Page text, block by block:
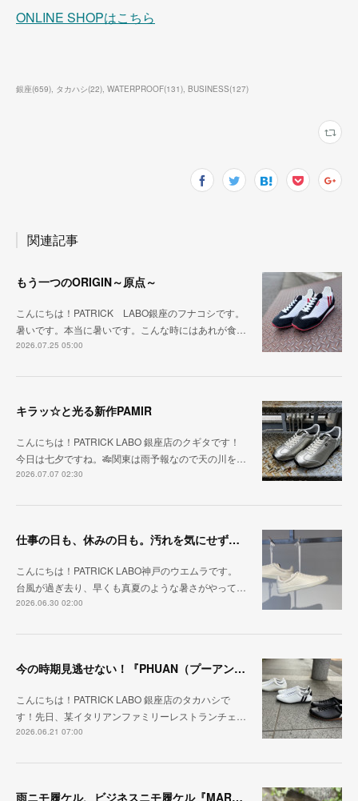
ONLINE SHOPはこちら
銀座(659) タカハシ(22) WATERPROOF(131) BUSINESS(127)
関連記事
もう一つのORIGIN～原点～
こんにちは！PATRICK LABO銀座のフナコシです。
暑いです。本当に暑いです。こんな時にはあれが食…
2026.07.25 05:00
キラッ☆と光る新作PAMIR
こんにちは！PATRICK LABO 銀座店のクギタです！
今日は七夕ですね。🎋関東は雨予報なので天の川を…
2026.07.07 02:30
仕事の日も、休みの日も。汚れを気にせず毎日履ける『PUNCH-WP_WHT』
こんにちは！PATRICK LABO神戸のウエムラです。
台風が過ぎ去り、早くも真夏のような暑さがやって…
2026.06.30 02:00
今の時期見逃せない！『PHUAN（プーアン）』
こんにちは！PATRICK LABO 銀座店のタカハシで
す！先日、某イタリアンファミリーレストランチェ…
2026.06.21 07:00
雨ニモ履ケル、ビジネスニモ履ケル『MARARAIN BLK』